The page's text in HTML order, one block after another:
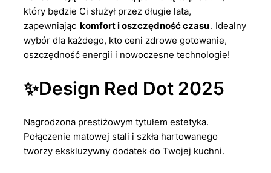
który będzie Ci służył przez długie lata,
zapewniając komfort i oszczędność czasu. Idealny
wybór dla każdego, kto ceni zdrowe gotowanie,
oszczędność energii i nowoczesne technologie!
✨Design Red Dot 2025
Nagrodzona prestiżowym tytułem estetyka.
Połączenie matowej stali i szkła hartowanego
tworzy ekskluzywny dodatek do Twojej kuchni.